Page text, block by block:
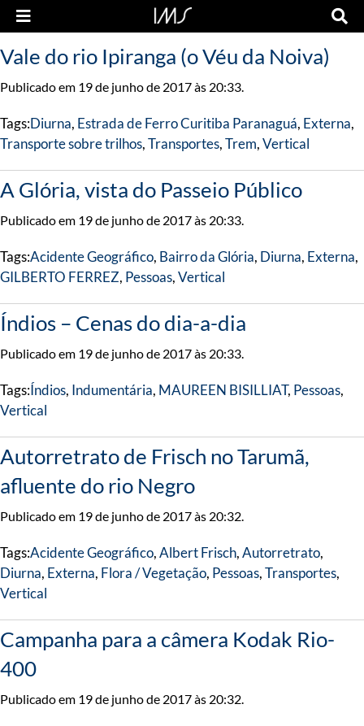
Vale do rio Ipiranga (o Véu da Noiva)
Publicado em 19 de junho de 2017 às 20:33.
Tags:Diurna, Estrada de Ferro Curitiba Paranaguá, Externa,
Transporte sobre trilhos,Transportes,Trem,Vertical
A Glória, vista do Passeio Público
Publicado em 19 de junho de 2017 às 20:33.
Tags:Acidente Geográfico, Bairro da Glória, Diurna, Externa,
GILBERTO FERREZ, Pessoas,Vertical
Índios – Cenas do dia-a-dia
Publicado em 19 de junho de 2017 às 20:33.
Tags:Índios, Indumentária, MAUREEN BISILLIAT, Pessoas,
Vertical
Autorretrato de Frisch no Tarumã,
afluente do rio Negro
Publicado em 19 de junho de 2017 às 20:32.
Tags:Acidente Geográfico,Albert Frisch,Autorretrato,
Diurna, Externa, Flora / Vegetação, Pessoas,Transportes,
Vertical
Campanha para a câmera Kodak Rio-
400
Publicado em 19 de junho de 2017 às 20:32.